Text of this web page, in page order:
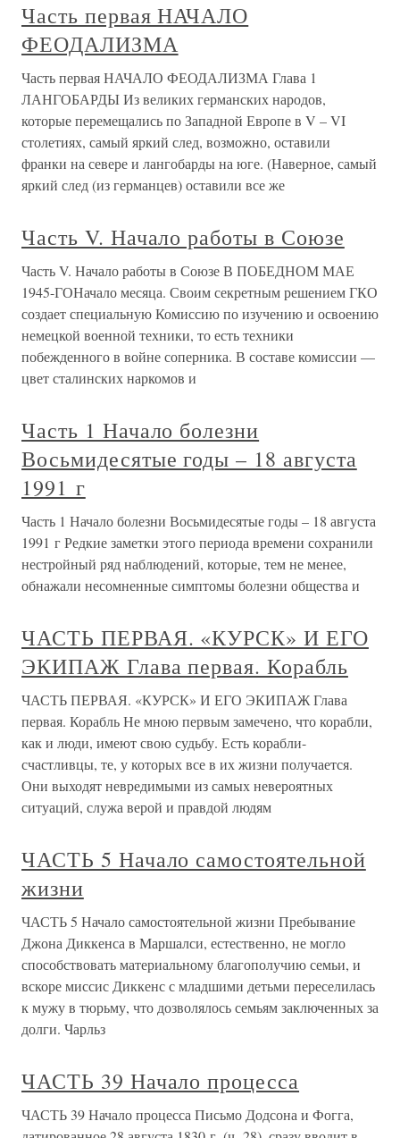
Часть первая НАЧАЛО
ФЕОДАЛИЗМА
Часть первая НАЧАЛО ФЕОДАЛИЗМА Глава 1
ЛАНГОБАРДЫ Из великих германских народов,
которые перемещались по Западной Европе в V – VI
столетиях, самый яркий след, возможно, оставили
франки на севере и лангобарды на юге. (Наверное, самый
яркий след (из германцев) оставили все же
Часть V. Начало работы в Союзе
Часть V. Начало работы в Союзе В ПОБЕДНОМ МАЕ
1945-ГОНачало месяца. Своим секретным решением ГКО
создает специальную Комиссию по изучению и освоению
немецкой военной техники, то есть техники
побежденного в войне соперника. В составе комиссии —
цвет сталинских наркомов и
Часть 1 Начало болезни
Восьмидесятые годы – 18 августа
1991 г
Часть 1 Начало болезни Восьмидесятые годы – 18 августа
1991 г Редкие заметки этого периода времени сохранили
нестройный ряд наблюдений, которые, тем не менее,
обнажали несомненные симптомы болезни общества и
ЧАСТЬ ПЕРВАЯ. «КУРСК» И ЕГО
ЭКИПАЖ Глава первая. Корабль
ЧАСТЬ ПЕРВАЯ. «КУРСК» И ЕГО ЭКИПАЖ Глава
первая. Корабль Не мною первым замечено, что корабли,
как и люди, имеют свою судьбу. Есть корабли-
счастливцы, те, у которых все в их жизни получается.
Они выходят невредимыми из самых невероятных
ситуаций, служа верой и правдой людям
ЧАСТЬ 5 Начало самостоятельной
жизни
ЧАСТЬ 5 Начало самостоятельной жизни Пребывание
Джона Диккенса в Маршалси, естественно, не могло
способствовать материальному благополучию семьи, и
вскоре миссис Диккенс с младшими детьми переселилась
к мужу в тюрьму, что дозволялось семьям заключенных за
долги. Чарльз
ЧАСТЬ 39 Начало процесса
ЧАСТЬ 39 Начало процесса Письмо Додсона и Фогга,